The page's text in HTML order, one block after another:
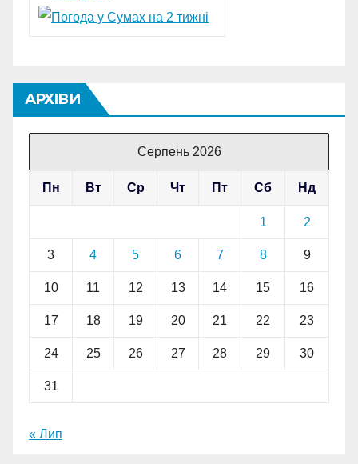
АРХІВИ
Серпень 2026
Пн Вт Ср Чт Пт Сб Нд
1 2
3 4 5 6 7 8 9
10 11 12 13 14 15 16
17 18 19 20 21 22 23
24 25 26 27 28 29 30
31
« Лип